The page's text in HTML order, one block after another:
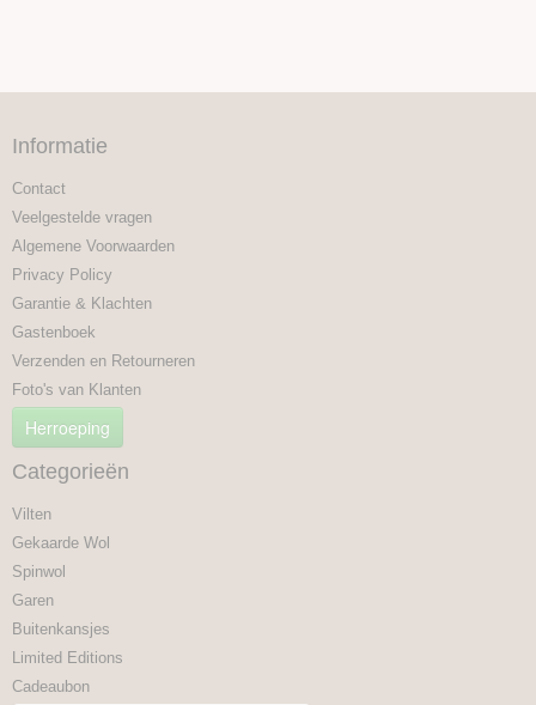
Informatie
Contact
Veelgestelde vragen
Algemene Voorwaarden
Privacy Policy
Garantie & Klachten
Gastenboek
Verzenden en Retourneren
Foto's van Klanten
Herroeping
Categorieën
Vilten
Gekaarde Wol
Spinwol
Garen
Buitenkansjes
Limited Editions
Cadeaubon